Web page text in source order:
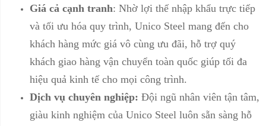
Giá cả cạnh tranh: Nhờ lợi thế nhập khẩu trực tiếp
và tối ưu hóa quy trình, Unico Steel mang đến cho
khách hàng mức giá vô cùng ưu đãi, hỗ trợ quý
khách giao hàng vận chuyển toàn quốc giúp tối đa
hiệu quả kinh tế cho mọi công trình.
Dịch vụ chuyên nghiệp: Đội ngũ nhân viên tận tâm,
giàu kinh nghiệm của Unico Steel luôn sẵn sàng hỗ